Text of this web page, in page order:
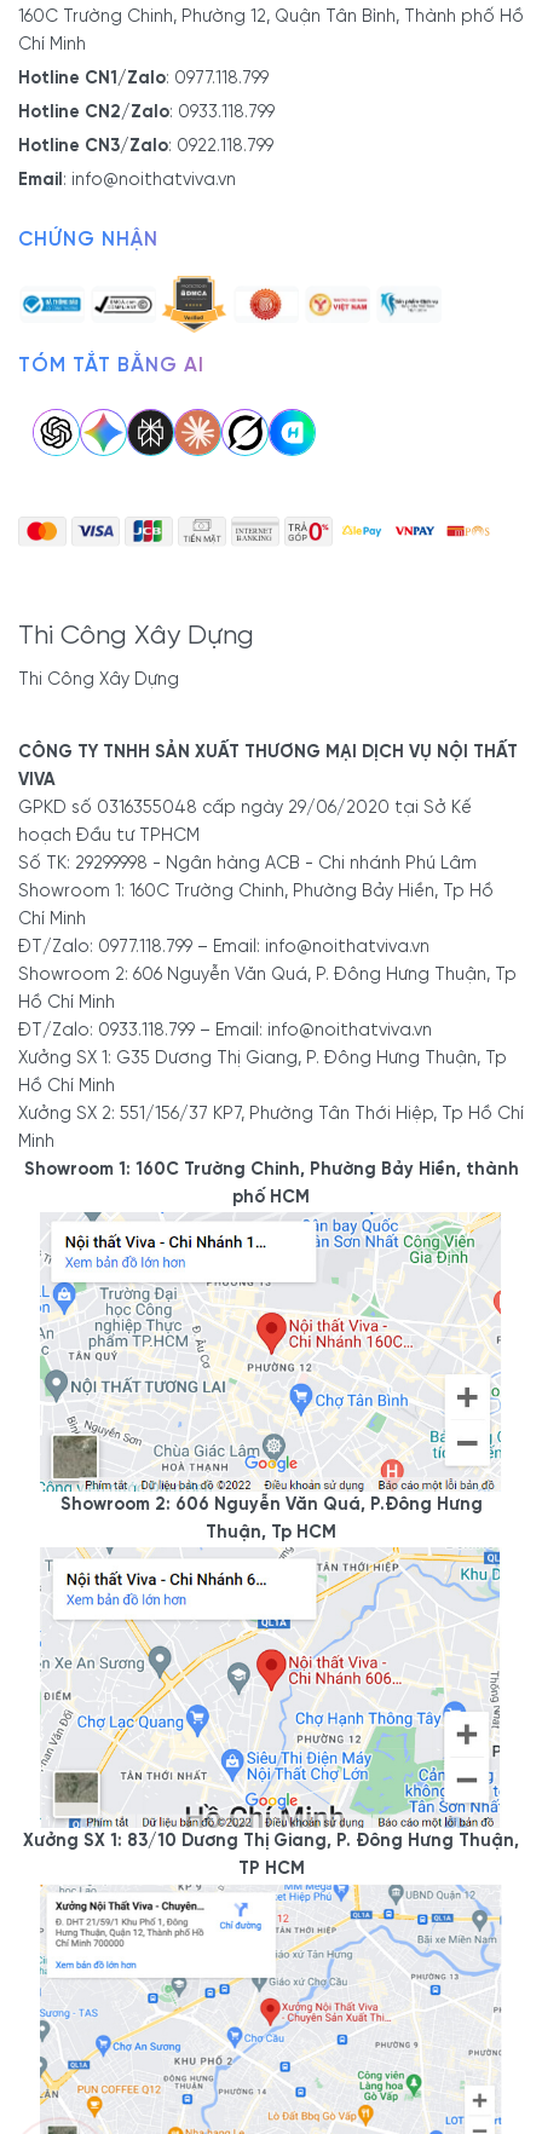
Thi Công Xây Dựng
Thi Công Xây Dựng
160C Trường Chinh, Phường 12, Quận Tân Bình, Thành phố Hồ
Chí Minh
Hotline CN1/Zalo: 0977.118.799
Hotline CN2/Zalo: 0933.118.799
Hotline CN3/Zalo: 0922.118.799
Email : info@noithatviva.vn
CHỨNG NHẬN
TÓM TẮT BẰNG AI
CÔNG TY TNHH SẢN XUẤT THƯƠNG MẠI DỊCH VỤ NỘI THẤT
VIVA
GPKD số 0316355048 cấp ngày 29/06/2020 tại Sở Kế
hoạch Đầu tư TPHCM
Số TK: 29299998 - Ngân hàng ACB - Chi nhánh Phú Lâm
Showroom 1: 160C Trường Chinh, Phường Bảy Hiền, Tp Hồ
Chí Minh
ĐT/Zalo: 0977.118.799 – Email: info@noithatviva.vn
Showroom 2: 606 Nguyễn Văn Quá, P. Đông Hưng Thuận, Tp
Hồ Chí Minh
ĐT/Zalo: 0933.118.799 – Email: info@noithatviva.vn
Xưởng SX 1: G35 Dương Thị Giang, P. Đông Hưng Thuận, Tp
Hồ Chí Minh
Xưởng SX 2: 551/156/37 KP7, Phường Tân Thới Hiệp, Tp Hồ Chí
Minh
Showroom 1: 160C Trường Chinh, Phường Bảy Hiền, thành
phố HCM
Showroom 2: 606 Nguyễn Văn Quá, P.Đông Hưng
Thuận, Tp HCM
Xưởng SX 1: 83/10 Dương Thị Giang, P. Đông Hưng Thuận,
TP HCM